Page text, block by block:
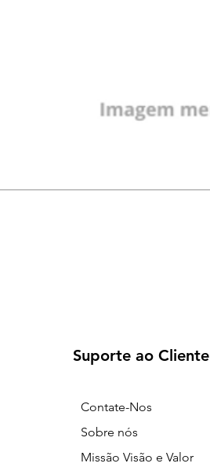
Suporte ao Cliente
Contate-Nos
Sobre nós
Missão Visão e Valor